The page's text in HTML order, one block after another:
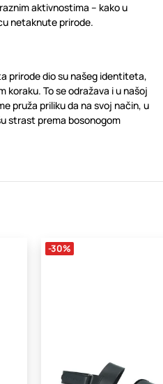
aktivnostima – kako u
netaknute prirode.
prirode dio su našeg identiteta,
koraku. To se odražava i u našoj
pruža priliku da na svoj način, u
strast prema bosonogom
-30%